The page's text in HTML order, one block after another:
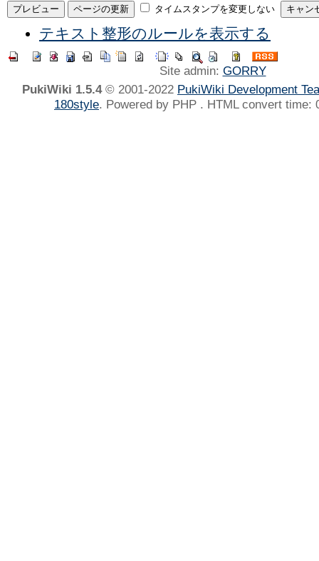
タイムスタンプを変更しない
テキスト整形のルールを表示する
Site admin: GORRY
PukiWiki 1.5.4© 2001-2022 PukiWiki Development
180style. Powered by PHP . HTML convert time: